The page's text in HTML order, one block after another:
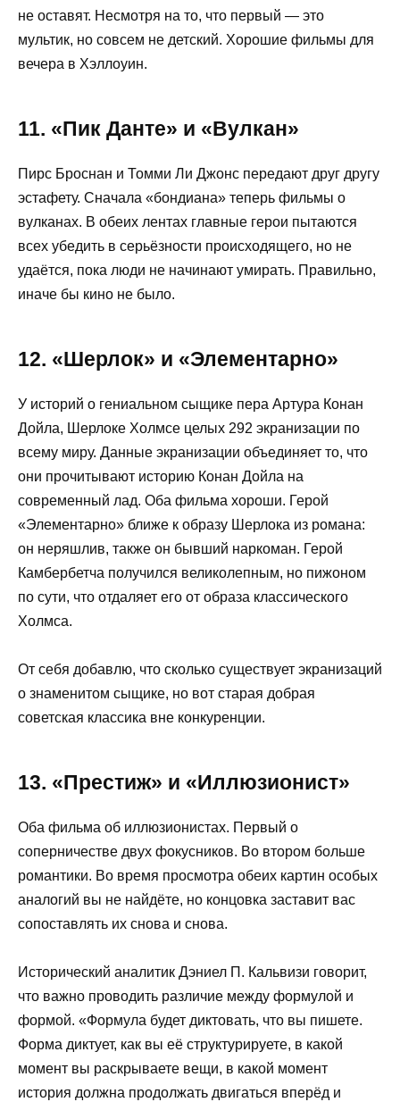
не оставят. Несмотря на то, что первый — это
мультик, но совсем не детский. Хорошие фильмы для
вечера в Хэллоуин.
11. «Пик Данте» и «Вулкан»
Пирс Броснан и Томми Ли Джонс передают друг другу
эстафету. Сначала «бондиана» теперь фильмы о
вулканах. В обеих лентах главные герои пытаются
всех убедить в серьёзности происходящего, но не
удаётся, пока люди не начинают умирать. Правильно,
иначе бы кино не было.
12. «Шерлок» и «Элементарно»
У историй о гениальном сыщике пера Артура Конан
Дойла, Шерлоке Холмсе целых 292 экранизации по
всему миру. Данные экранизации объединяет то, что
они прочитывают историю Конан Дойла на
современный лад. Оба фильма хороши. Герой
«Элементарно» ближе к образу Шерлока из романа:
он неряшлив, также он бывший наркоман. Герой
Камбербетча получился великолепным, но пижоном
по сути, что отдаляет его от образа классического
Холмса.
От себя добавлю, что сколько существует экранизаций
о знаменитом сыщике, но вот старая добрая
советская классика вне конкуренции.
13. «Престиж» и «Иллюзионист»
Оба фильма об иллюзионистах. Первый о
соперничестве двух фокусников. Во втором больше
романтики. Во время просмотра обеих картин особых
аналогий вы не найдёте, но концовка заставит вас
сопоставлять их снова и снова.
Исторический аналитик Дэниел П. Кальвизи говорит,
что важно проводить различие между формулой и
формой. «Формула будет диктовать, что вы пишете.
Форма диктует, как вы её структурируете, в какой
момент вы раскрываете вещи, в какой момент
история должна продолжать двигаться вперёд и